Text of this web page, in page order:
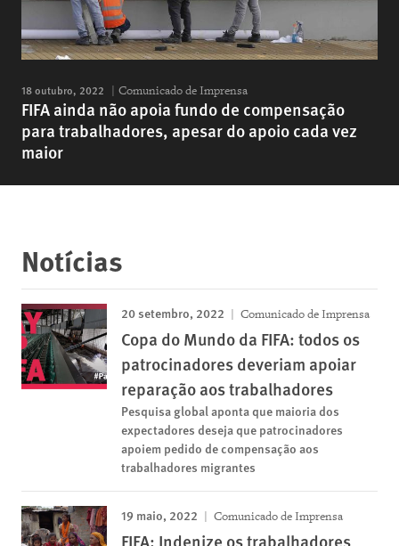
18 outubro, 2022 Comunicado de Imprensa
FIFA ainda não apoia fundo de compensação
para trabalhadores, apesar do apoio cada vez
maior
Notícias
20 setembro, 2022 Comunicado de Imprensa
Copa do Mundo da FIFA: todos os
patrocinadores deveriam apoiar
reparação aos trabalhadores
Pesquisa global aponta que maioria dos
expectadores deseja que patrocinadores
apoiem pedido de compensação aos
trabalhadores migrantes
19 maio, 2022 Comunicado de Imprensa
FIFA: Indenize os trabalhadores